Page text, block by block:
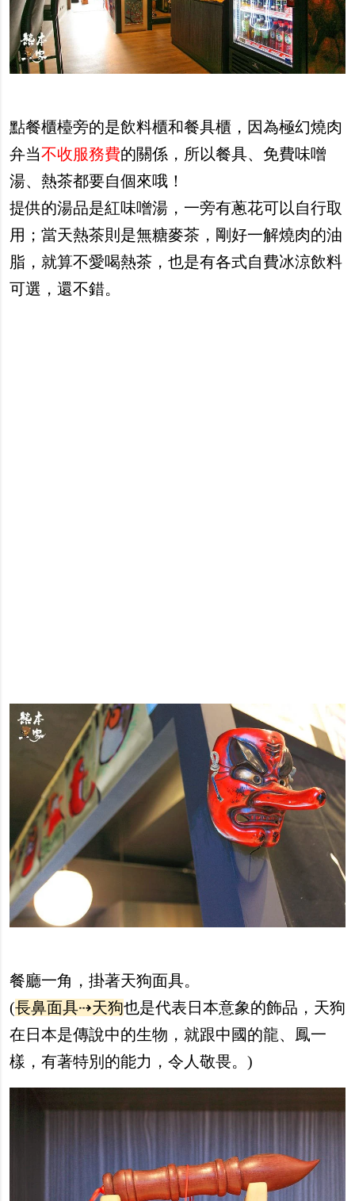
點餐櫃檯旁的是飲料櫃和餐具櫃，因為極幻燒肉
弁当不收服務費的關係，所以餐具、免費味噌
湯、熱茶都要自個來哦！
提供的湯品是紅味噌湯，一旁有蔥花可以自行取
用；當天熱茶則是無糖麥茶，剛好一解燒肉的油
脂，就算不愛喝熱茶，也是有各式自費冰涼飲料
可選，還不錯。
餐廳一角，掛著天狗面具。
(長鼻面具⇢天狗也是代表日本意象的飾品，天狗
在日本是傳說中的生物，就跟中國的龍、鳳一
樣，有著特別的能力，令人敬畏。)